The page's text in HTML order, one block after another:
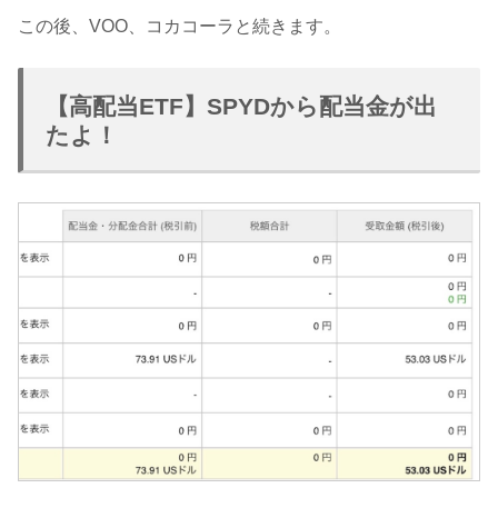
この後、VOO、コカコーラと続きます。
【高配当ETF】SPYDから配当金が出
たよ！